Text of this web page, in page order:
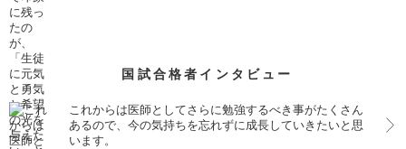
国試合格者インタビュー
これからは医師としてさらに勉強するべき事がたくさん
あるので、今の気持ちを忘れずに成長していきたいと思
います。